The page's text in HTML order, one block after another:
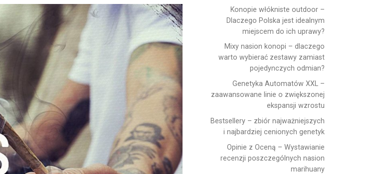
Konopie włókniste outdoor –
Dlaczego Polska jest idealnym
miejscem do ich uprawy?
Mixy nasion konopi – dlaczego
warto wybierać zestawy zamiast
pojedynczych odmian?
Genetyka Automatów XXL –
zaawansowane linie o zwiększonej
ekspansji wzrostu
Bestsellery – zbiór najważniejszych
i najbardziej cenionych genetyk
Opinie z Oceną – Wystawianie
recenzji poszczególnych nasion
marihuany